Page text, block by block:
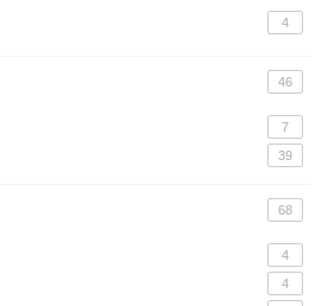
4
46
7
39
68
4
4